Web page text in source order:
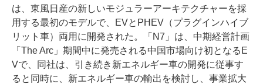
は、東風日産の新しいモジュラーアーキテクチャーを採
用する最初のモデルで、EVとPHEV（プラグインハイブ
リット車）両用に開発された。「N7」は、中期経営計画
「The Arc」期間中に発売される中国市場向け初となるE
Vで、同社は、引き続き新エネルギー車の開発に従事す
ると同時に、新エネルギー車の輸出を検討し、事業拡大